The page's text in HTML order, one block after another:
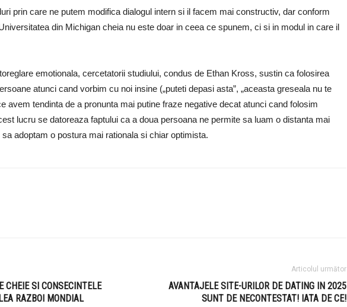
prin care ne putem modifica dialogul intern si il facem mai constructiv, dar conform
din Michigan cheia nu este doar in ceea ce spunem, ci si in modul in care il
emotionala, cercetatorii studiului, condus de Ethan Kross, sustin ca folosirea
atunci cand vorbim cu noi insine („puteti depasi asta”, „aceasta greseala nu te
avem tendinta de a pronunta mai putine fraze negative decat atunci cand folosim
lucru se datoreaza faptului ca a doua persoana ne permite sa luam o distanta mai
adoptam o postura mai rationala si chiar optimista.
CHEIE SI CONSECINTELE
RAZBOI MONDIAL
Articolul următor
AVANTAJELE SITE-URILOR DE DATING IN 2025
SUNT DE NECONTESTAT! IATA DE CE!